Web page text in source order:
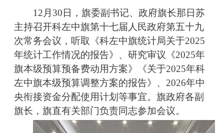
12 月 30 日，旗委副书记、政府旗长那日苏
主持召开科左中旗第十七届人民政府第五十九
次常务会议，听取《科左中旗统计局关于2025
年统计工作情况的报告》、研究审议《2025年
旗本级预算预备费动用方案》《关于2025年科
左中旗本级预算调整方案的报告》、 2026年中
央衔接资金分配使用计划等事宜。旗政府各副
旗长，旗直有关部门负责同志参加会议。